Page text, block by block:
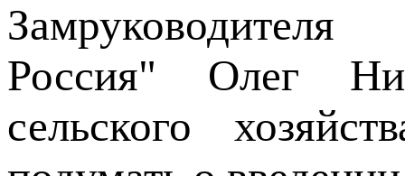
Россия" Олег
сельского